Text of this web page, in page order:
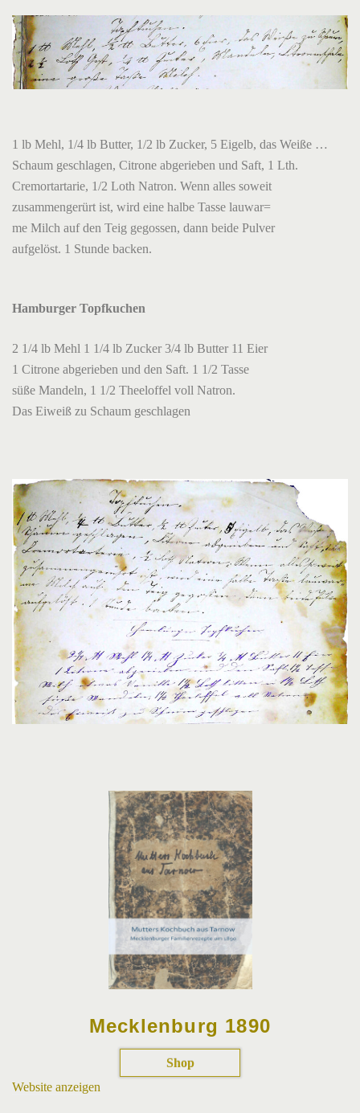
1 lb Mehl, 1/4 lb Butter, 1/2 lb Zucker, 5 Eigelb, das Weiße …
Schaum geschlagen, Citrone abgerieben und Saft, 1 Lth.
Cremortartarie, 1/2 Loth Natron. Wenn alles soweit
zusammengerürt ist, wird eine halbe Tasse lauwar=
me Milch auf den Teig gegossen, dann beide Pulver
aufgelöst. 1 Stunde backen.
Hamburger Topfkuchen
2 1/4 lb Mehl 1 1/4 lb Zucker 3/4 lb Butter 11 Eier
1 Citrone abgerieben und den Saft. 1 1/2 Tasse
süße Mandeln, 1 1/2 Theeloffel voll Natron.
Das Eiweiß zu Schaum geschlagen
Mecklenburg 1890
Shop
Website anzeigen